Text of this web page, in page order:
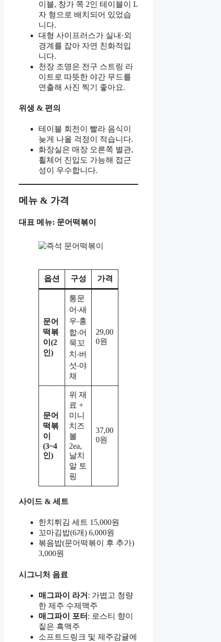
이블, 창가 쪽 2인 테이블이 L
자 형으로 배치되어 있었습
니다.
대형 사이프러스가 실내·외
경계를 잡아 자연 친화적입
니다.
천장 조명은 전구 스트링 라
이트로 따뜻한 야간 무드를
연출해 사진 찍기 좋아요.
위생 & 편의
테이블 회전이 빨라 음식이
늦게 나올 걱정이 적습니다.
화장실은 매장 오른쪽 별관,
휠체어 진입도 가능해 접근
성이 우수합니다.
메뉴 & 가격
대표 메뉴: 문어떡볶이
옵션 구성 가격
문어
떡볶
이(2
인)
통문
어‧새
우‧홍
합‧어
묵꼬
치‧버
섯‧야
채
29,00
0원
문어
떡볶
이
(3~4
인)
위 재
료 +
미니
치즈
볼
2ea,
날치
알 토
핑
37,00
0원
사이드 & 세트
한치튀김 세트 15,000원
꼬마김밥(6개) 6,000원
볶음밥(문어떡볶이 후 추가)
3,000원
시그니처 음료
매그파이 라거 : 가볍고 청량
한 제주 수제맥주
매그파이 포터 : 로스티 향이
짙은 흑맥주
소프트드링크 및 제주감귤에